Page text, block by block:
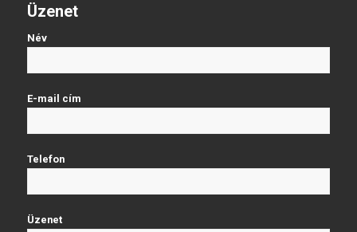
Üzenet
Név
E-mail cím
Telefon
Üzenet